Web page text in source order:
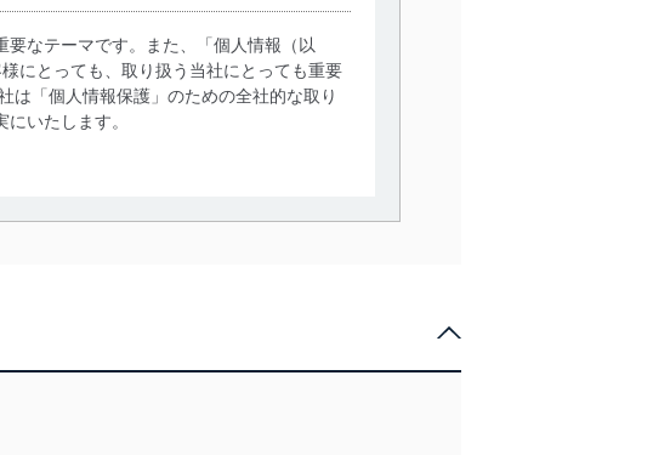
なテーマです。また、「個人情報（以
にとっても、取り扱う当社にとっても重要
は「個人情報保護」のための全社的な取り
いたします。
を得たうえで利用目的の達成に必要な範